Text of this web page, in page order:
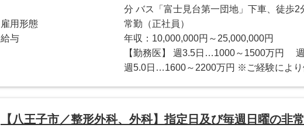
分 バス「富士見台第一団地」下車、徒歩2
雇用形態
常勤（正社員）
給与
年収：10,000,000円～25,000,000円
【勤務医】 週3.5日…1000～1500万円
週5.0日…1600～2200万円 ※ご経験により
【八王子市／整形外科、外科】指定日及び毎週日曜の